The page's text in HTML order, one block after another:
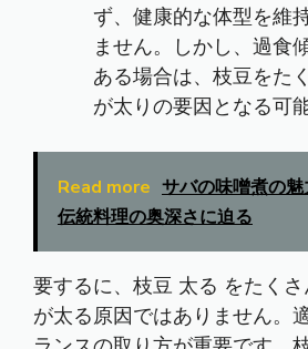
ず、健康的な体型を維
ません。しかし、過食
ある場合は、枝豆をた
が太りの要因となる可
Read more サバの味噌煮の
伝統料理の奥深さに迫る
要するに、 枝豆 太る をたく
が太る原因ではありません。